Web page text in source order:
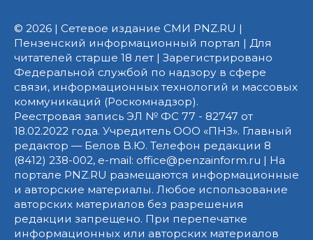
© 2026 | Сетевое издание СМИ PNZ.RU |
Пензенский информационный портал | Для
читателей старше 18 лет | Зарегистрировано
Федеральной службой по надзору в сфере
связи, информационных технологий и массовых
коммуникаций (Роскомнадзор).
Реестровая запись ЭЛ № ФС 77 - 82747 от
18.02.2022 года. Учредитель ООО «ПНЗ». Главный
редактор — Белов В.Ю. Телефон редакции 8
(8412) 238-002, e-mail: office@penzainform.ru | На
портале PNZ.RU размещаются информационные
и авторские материалы. Любое использование
авторских материалов без разрешения
редакции запрещено. При перепечатке
информационных или авторских материалов